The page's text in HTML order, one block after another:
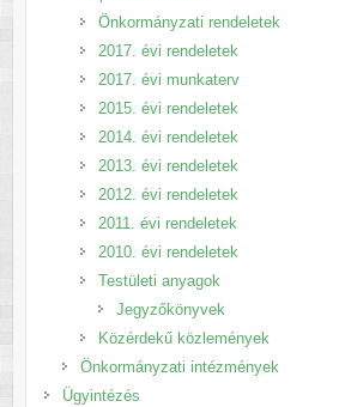
Önkormányzati rendeletek
2017. évi rendeletek
2017. évi munkaterv
2015. évi rendeletek
2014. évi rendeletek
2013. évi rendeletek
2012. évi rendeletek
2011. évi rendeletek
2010. évi rendeletek
Testületi anyagok
Jegyzőkönyvek
Közérdekű közlemények
Önkormányzati intézmények
Ügyintézés